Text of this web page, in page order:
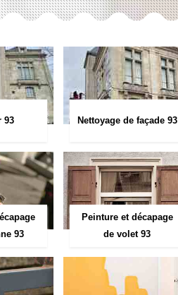
93 Nettoyage de façade 93
93
Peinture et décapage
de volet 93